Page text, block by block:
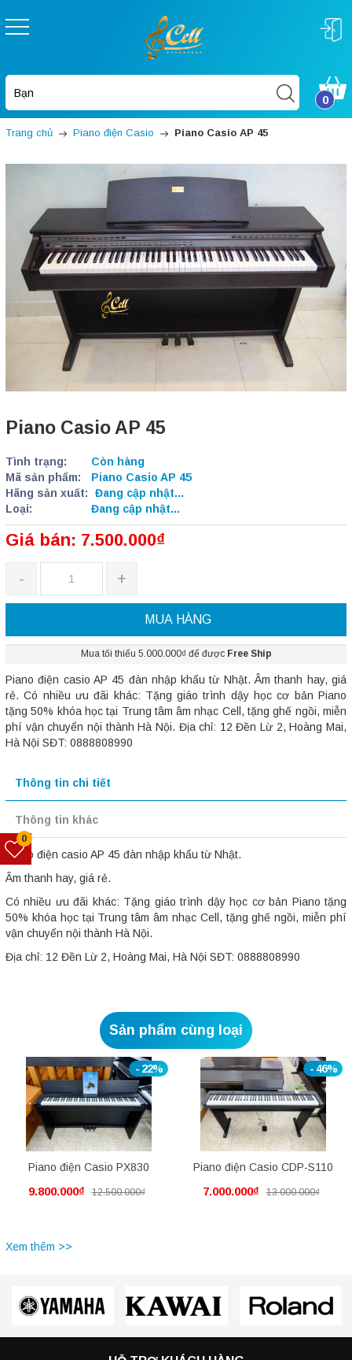
0
Trang chủ Piano điện Casio Piano Casio AP 45
Piano Casio AP 45
Tình trạng:
Còn hàng
Mã sản phẩm:
Piano Casio AP 45
Hãng sản xuất:
Đang cập nhật...
Loại:
Đang cập nhật...
Giá bán: 7.500.000₫
- +
MUA HÀNG
Mua tối thiểu 5.000.000₫ để được Free Ship
Piano điện casio AP 45 đàn nhập khẩu từ Nhật. Âm thanh hay, giá
rẻ. Có nhiều ưu đãi khác: Tặng giáo trình dậy học cơ bản Piano
tặng 50% khóa học tại Trung tâm âm nhạc Cell, tặng ghế ngồi, miễn
phí vận chuyển nội thành Hà Nội. Địa chỉ: 12 Đền Lừ 2, Hoàng Mai,
Hà Nội SĐT: 0888808990
Thông tin chi tiết
Thông tin khác
Piano điện casio AP 45 đàn nhập khẩu từ Nhật.
Âm thanh hay, giá rẻ.
Có nhiều ưu đãi khác: Tặng giáo trình dậy học cơ bản Piano tặng
50% khóa học tại Trung tâm âm nhạc Cell, tặng ghế ngồi, miễn phí
vận chuyển nội thành Hà Nội.
Địa chỉ: 12 Đền Lừ 2, Hoàng Mai, Hà Nội SĐT: 0888808990
Sản phẩm cùng loại
- 22%
Piano điện Casio PX830
9.800.000₫ 12.500.000₫
- 46%
Piano điện Casio CDP-S110
7.000.000₫ 13.000.000₫
Xem thêm >>
0